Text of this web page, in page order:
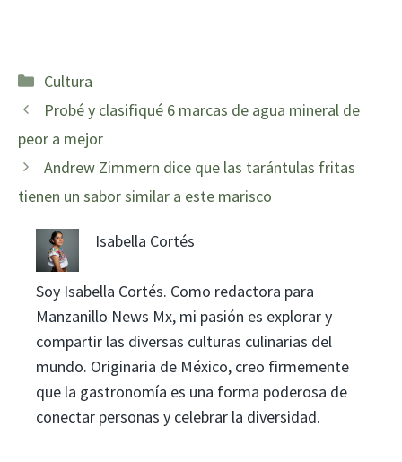
Categorías
Cultura
Probé y clasifiqué 6 marcas de agua mineral de
peor a mejor
Andrew Zimmern dice que las tarántulas fritas
tienen un sabor similar a este marisco
Isabella Cortés
Soy Isabella Cortés. Como redactora para
Manzanillo News Mx, mi pasión es explorar y
compartir las diversas culturas culinarias del
mundo. Originaria de México, creo firmemente
que la gastronomía es una forma poderosa de
conectar personas y celebrar la diversidad.